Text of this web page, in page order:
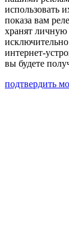
от Ghidini
Вы можете
сообщения
использовать
показа вам
хранят
интернет-
вы будете
подтвердить